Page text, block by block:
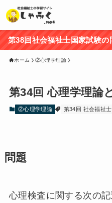
回社会福祉士国家試験の問題
ホーム ②心理学理論
第34回 心理学理論
②心理学理論 第34回 社会福祉
問題
心理検査に関する次の